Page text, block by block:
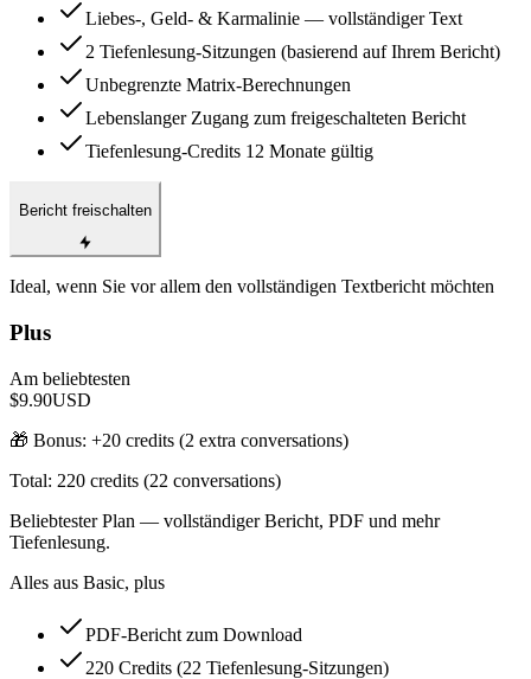
Liebes-, Geld- & Karmalinie — vollständiger Text
2 Tiefenlesung-Sitzungen (basierend auf Ihrem Bericht)
Unbegrenzte Matrix-Berechnungen
Lebenslanger Zugang zum freigeschalteten Bericht
Tiefenlesung-Credits 12 Monate gültig
Bericht freischalten
Ideal, wenn Sie vor allem den vollständigen Textbericht möchten
Plus
Am beliebtesten
$9.90USD
🎁 Bonus: +20 credits (2 extra conversations)
Total: 220 credits (22 conversations)
Beliebtester Plan — vollständiger Bericht, PDF und mehr
Tiefenlesung.
Alles aus Basic, plus
PDF-Bericht zum Download
220 Credits (22 Tiefenlesung-Sitzungen)